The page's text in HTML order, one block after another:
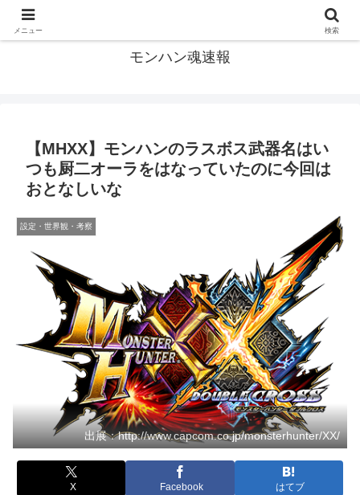
モンハン魂速報
【MHXX】モンハンのラスボス武器名はい
つも厨二オーラをはなっていたのに今回は
おとなしいな
設定・世界観・考察
出展：http://www.capcom.co.jp/monsterhunter/XX/
X Facebook はてブ
メニュー 検索